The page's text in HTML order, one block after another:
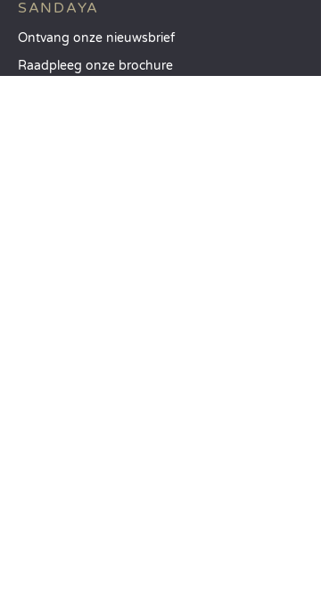
SANDAYA
Ontvang onze nieuwsbrief
Raadpleeg onze brochure